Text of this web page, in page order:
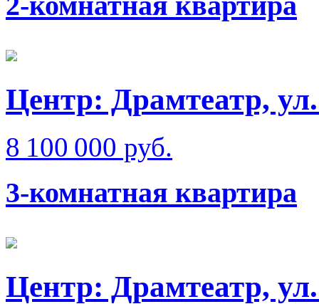
Центр: Драмтеатр,
8 100 000 руб.
3-комнатная квартира
Центр: Драмтеатр,